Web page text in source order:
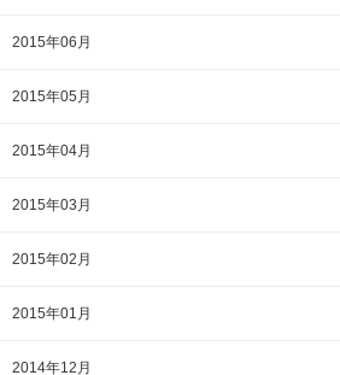
2015年06月
2015年05月
2015年04月
2015年03月
2015年02月
2015年01月
2014年12月